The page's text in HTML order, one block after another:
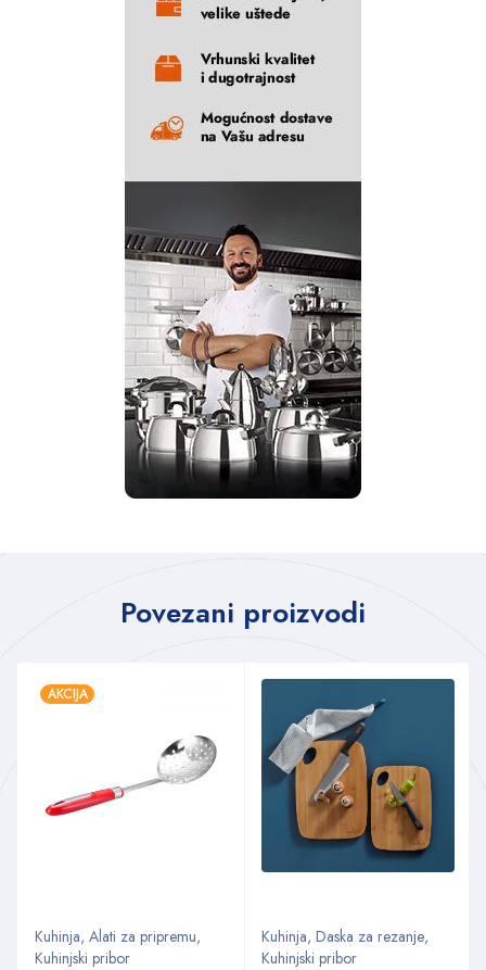
Povezani proizvodi
AKCIJA
Kuhinja, Alati za pripremu,
Kuhinjski pribor
Kuhinja, Daska za rezanje,
Kuhinjski pribor